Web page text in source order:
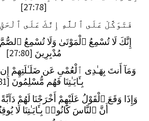
[27:78]
فَتَوَكَّلْ عَلَى ٱللَّهِ إِنَّكَ عَلَى ٱلْحَقِّ
إِنَّكَ لَا تُسْمِعُ ٱلْمَوْتَىٰ وَلَا تُسْمِعُ
مُدْبِرِينَ [27:80]
وَمَآ أَنتَ بِهَـٰدِى ٱلْعُمْىِ عَن ضَلَـٰلَتِهِمْ
بِـَٔايَـٰتِنَا فَهُم مُّسْلِمُونَ [27:81]
وَإِذَا وَقَعَ ٱلْقَوْلُ عَلَيْهِمْ أَخْرَجْنَا لَهُمْ
أَنَّ ٱلنَّاسَ كَانُوا۟ بِـَٔايَـٰتِنَا لَا يُوقِنُونَ